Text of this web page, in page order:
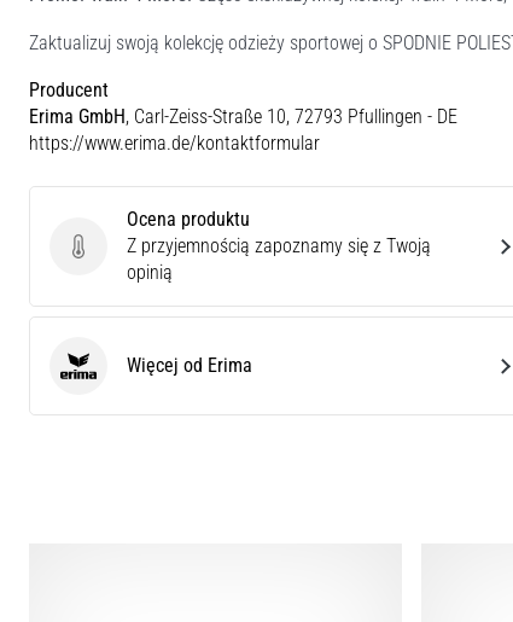
Zaktualizuj swoją kolekcję odzieży sportowej o SPODNIE
Producent
Erima GmbH, Carl-Zeiss-Straße 10, 72793 Pfullingen - DE
https://www.erima.de/kontaktformular
Ocena produktu
Ocena produktu
Z przyjemnością zapoznamy się z Twoją
opinią
Erima Więcej od Erima